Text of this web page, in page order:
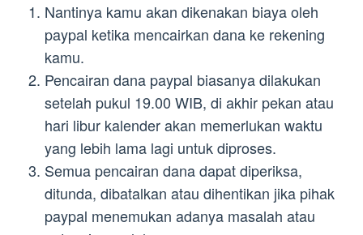
Nantinya kamu akan dikenakan biaya oleh
paypal ketika mencairkan dana ke rekening
kamu.
Pencairan dana paypal biasanya dilakukan
setelah pukul 19.00 WIB, di akhir pekan atau
hari libur kalender akan memerlukan waktu
yang lebih lama lagi untuk diproses.
Semua pencairan dana dapat diperiksa,
ditunda, dibatalkan atau dihentikan jika pihak
paypal menemukan adanya masalah atau